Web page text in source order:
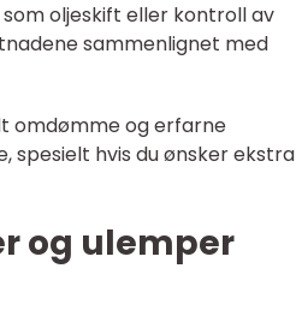
oljeskift eller kontroll av
sammenlignet med
omdømme og erfarne
hvis du ønsker ekstra
og ulemper